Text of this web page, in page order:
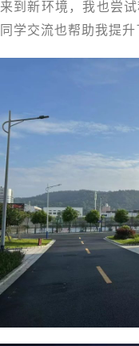
来到新环境，我也尝
同学交流也帮助我提升